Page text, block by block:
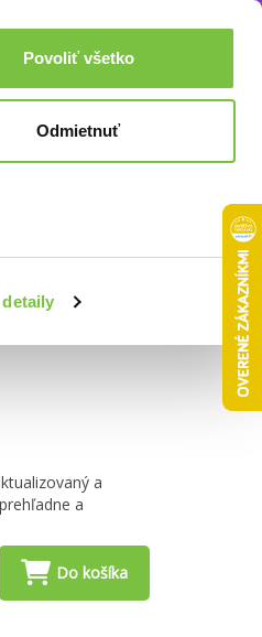
Povoliť všetko
Odmietnuť
0,00€
Akcie a zľavy
a
a
Do košíka